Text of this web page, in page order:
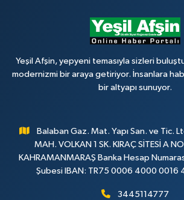
Yeşil Afşin, yepyeni temasıyla sizleri
modernizmi bir araya getiriyor. İnsanlara
bir altyapı sunuyor.
Balaban Gaz. Mat. Yapı San. ve Tic.
MAH. VOLKAN 1 SK. KIRAÇ SİTESİ A
KAHRAMANMARAŞ Banka Hesap
Şubesi IBAN: TR75 0006 4000 0016
3445114777